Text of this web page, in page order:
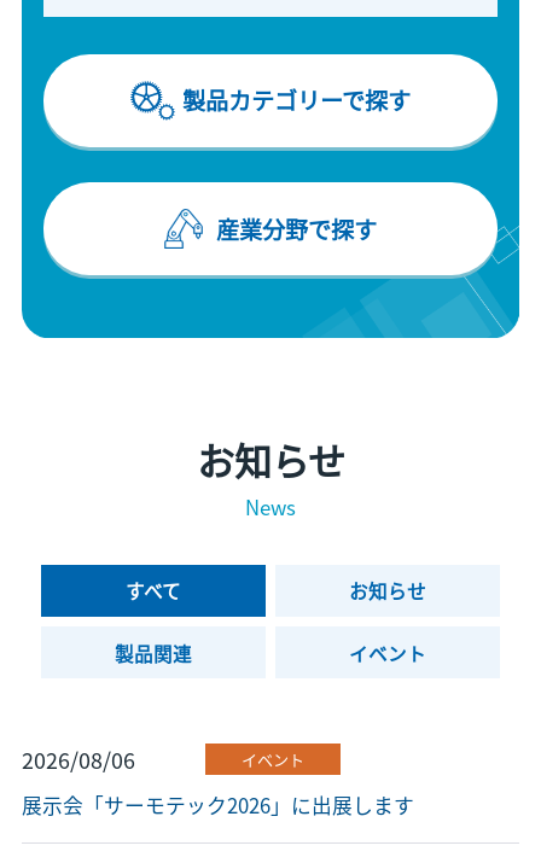
製品カテゴリーで探す
産業分野で探す
お知らせ
News
すべて お知らせ
製品関連 イベント
2026/08/06 イベント
展示会「サーモテック2026」に出展します